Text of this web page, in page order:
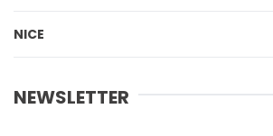
NICE
NEWSLETTER